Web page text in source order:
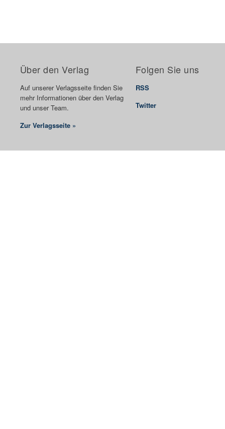
Über den Verlag
Auf unserer Verlagsseite finden Sie
mehr Informationen über den Verlag
und unser Team.
Zur Verlagsseite »
Folgen Sie uns
RSS
Twitter